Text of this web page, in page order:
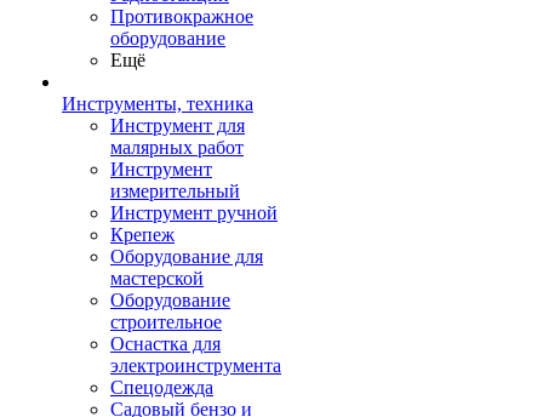
Противокражное
оборудование
Ещё
Инструменты, техника
Инструмент для
малярных работ
Инструмент
измерительный
Инструмент ручной
Крепеж
Оборудование для
мастерской
Оборудование
строительное
Оснастка для
электроинструмента
Спецодежда
Садовый бензо и